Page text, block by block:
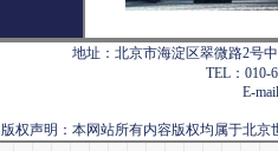
地址：北京市海淀区翠微路2号
TEL：010-
E-
版权声明：本网站所有内容版权均属于北